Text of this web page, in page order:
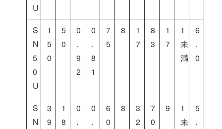
U
S
N
5
0
U
1
5
0
5
0
0
.
9
2
0
.
8
1
7
5
8
1
7
8
3
1
7
1
未
満
6
.
0
S
N
3
9
1
8
0
.
0
.
6
0
8
3
2
7
0
9
1
未
5
.